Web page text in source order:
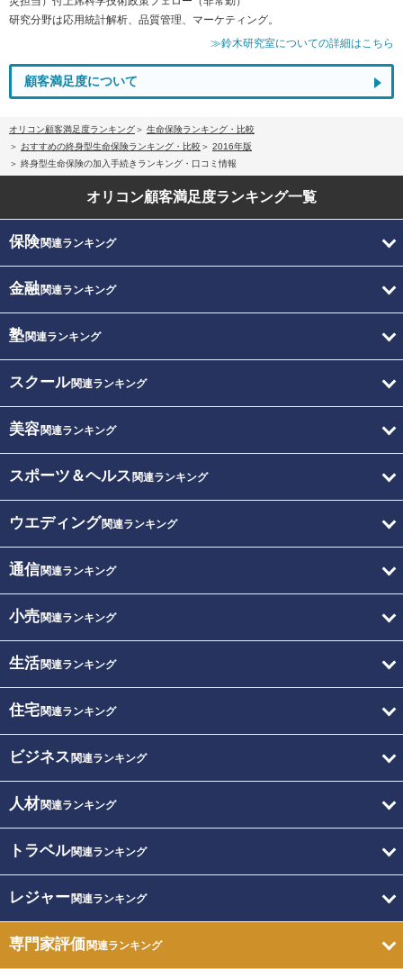
研究分野は応用統計解析、品質管理、マーケティング。
≫鈴木研究室についての詳細はこちら
顧客満足度について
オリコン顧客満足度ランキング
生命保険ランキング・比較
おすすめの終身型生命保険ランキング・比較
2016年版
終身型生命保険の加入手続きランキング・口コミ情報
オリコン顧客満足度ランキング一覧
保険関連ランキング
金融関連ランキング
塾関連ランキング
スクール関連ランキング
美容関連ランキング
スポーツ＆ヘルス 関連ランキング
ウエディング関連ランキング
通信関連ランキング
小売関連ランキング
生活関連ランキング
住宅関連ランキング
ビジネス 関連ランキング
人材関連ランキング
トラベル関連ランキング
レジャー関連ランキング
専門家評価関連ランキング